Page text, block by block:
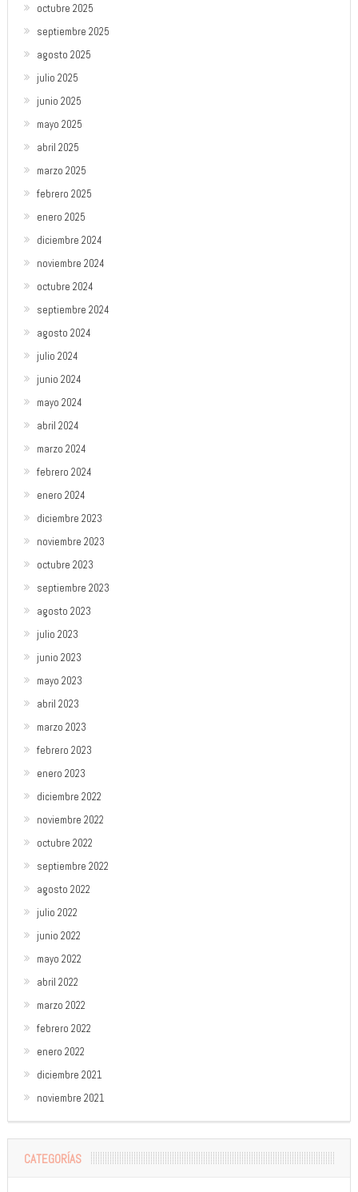
octubre 2025
septiembre 2025
agosto 2025
julio 2025
junio 2025
mayo 2025
abril 2025
marzo 2025
febrero 2025
enero 2025
diciembre 2024
noviembre 2024
octubre 2024
septiembre 2024
agosto 2024
julio 2024
junio 2024
mayo 2024
abril 2024
marzo 2024
febrero 2024
enero 2024
diciembre 2023
noviembre 2023
octubre 2023
septiembre 2023
agosto 2023
julio 2023
junio 2023
mayo 2023
abril 2023
marzo 2023
febrero 2023
enero 2023
diciembre 2022
noviembre 2022
octubre 2022
septiembre 2022
agosto 2022
julio 2022
junio 2022
mayo 2022
abril 2022
marzo 2022
febrero 2022
enero 2022
diciembre 2021
noviembre 2021
CATEGORÍAS